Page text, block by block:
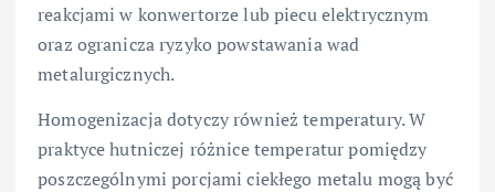
reakcjami w konwertorze lub piecu elektrycznym
oraz ogranicza ryzyko powstawania wad
metalurgicznych.
Homogenizacja dotyczy również temperatury. W
praktyce hutniczej różnice temperatur pomiędzy
poszczególnymi porcjami ciekłego metalu mogą być